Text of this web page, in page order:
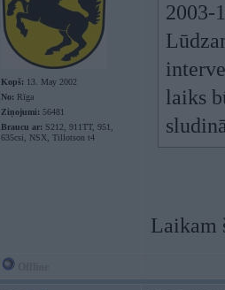
Kopš: 13. May 2002
No: Rīga
Ziņojumi: 56481
Braucu ar: S212, 911TT, 951,
635csi, NSX, Tillotson t4
2003-
laiks
Laikam